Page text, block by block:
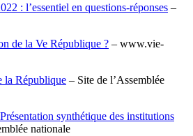
: l’essentiel en questions-réponses –
de la Ve République ? – www.vie-
la République – Site de l’Assemblée
synthétique des institutions
nationale